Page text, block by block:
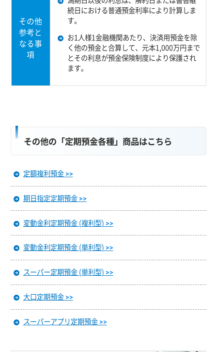
その他
参考と
なる事
項
続日における普通預金利率により計算しま
す。
お1人様1金融機関あたり、決済用預金を除
く他の預金と合算して、元本1,000万円まで
とその利息が預金保険制度により保護され
ます。
その他の「定期預金各種」商品はこちら
定額複利預金>>
期日指定定期預金>>
変動金利定期預金 (複利型) >>
変動金利定期預金 (単利型) >>
スーパー定期預金 (単利型) >>
大口定期預金>>
スーパーアプリ定期預金>>